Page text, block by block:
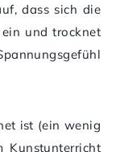
dass sich die
und trocknet
ist (ein wenig
Kunstunterricht